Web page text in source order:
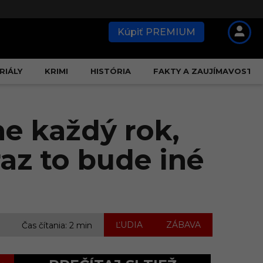
Kúpiť PREMIUM
KRIMI HISTÓRIA FAKTY A ZAUJÍMAVOSTI
každý rok,
to bude iné
Čas čítania: 2 min ĽUDIA ZÁBAVA